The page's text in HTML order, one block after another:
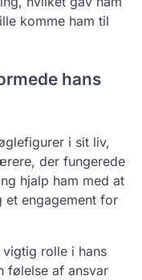
komme ham til
hans
i sit liv,
der fungerede
hjalp ham med at
engagement for
vigtig rolle i hans
følelse af ansvar